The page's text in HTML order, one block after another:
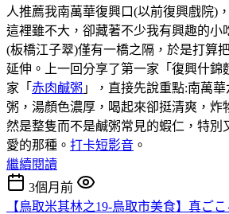
人推薦我南萬華復興口(以前復興戲院)
這裡雖不大，卻藏著不少我有興趣的小
(板橋江子翠)僅有一橋之隔，於是打算
延伸。上一回分享了第一家「復興什錦
家「 赤肉鹹粥 」，直接先說重點:南萬
粥，湯顏色濃厚，喝起來卻挺清爽，炸
然是整隻而不是鹹粥常見的蝦仁，特別
愛的那種。 打卡短影音 。
繼續閱讀
3個月前
【鳥取米其林之19-鳥取市美食】真ご